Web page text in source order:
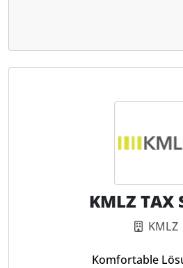
KMLZ TAX
KMLZ
Komfortable